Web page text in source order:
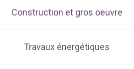
Construction et gros oeuvre
Travaux énergétiques